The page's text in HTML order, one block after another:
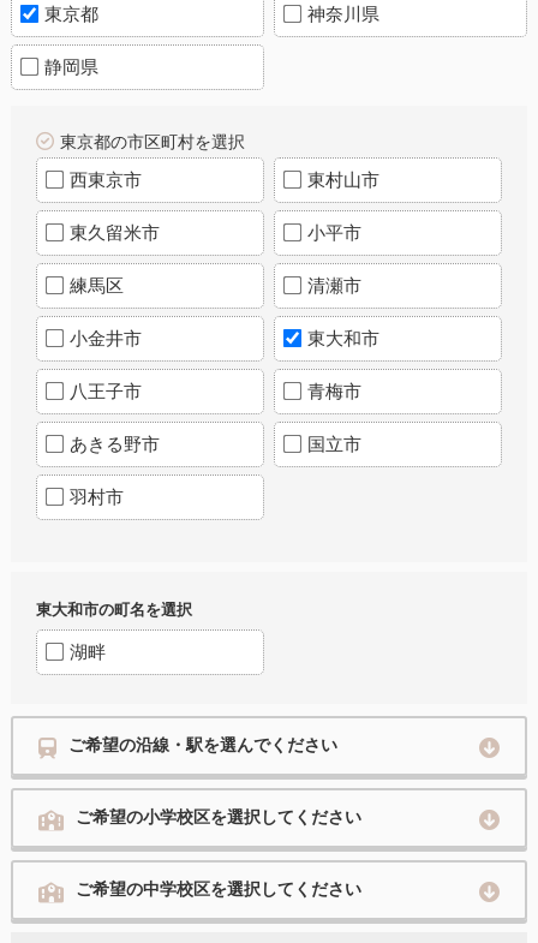
東京都 神奈川県
静岡県
東京都の市区町村を選択
西東京市 東村山市
東久留米市 小平市
練馬区 清瀬市
小金井市 東大和市
八王子市 青梅市
あきる野市 国立市
羽村市
東大和市の町名を選択
湖畔
ご希望の沿線・駅を選んでください
ご希望の小学校区を選択してください
ご希望の中学校区を選択してください